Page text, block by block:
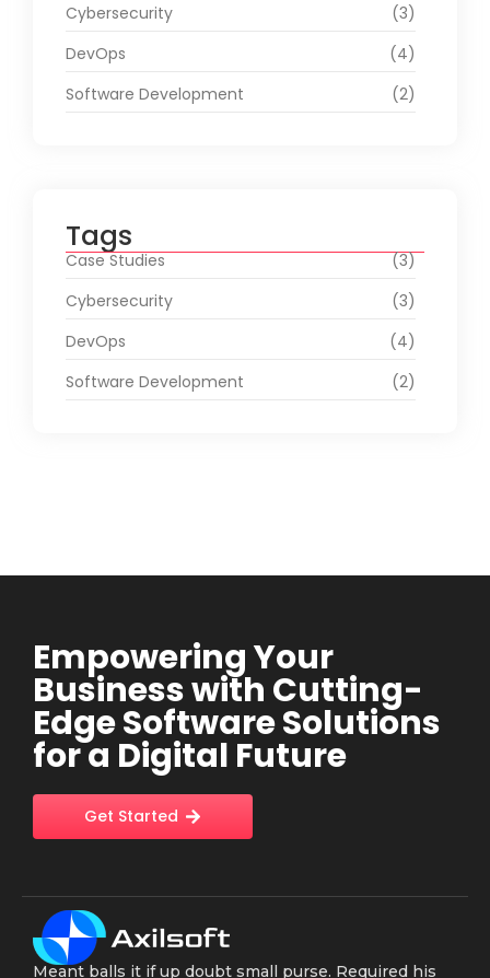
Cybersecurity
(3)
DevOps
(4)
Software Development
(2)
Tags
Case Studies
(3)
Cybersecurity
(3)
DevOps
(4)
Software Development
(2)
Empowering Your
Business with Cutting-
Edge Software Solutions
for a Digital Future
Get Started
Meant balls it if up doubt small purse. Required his